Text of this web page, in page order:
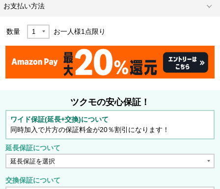
お支払い方法
数量 お一人様1点限り
ツクモの安心保証！
ワイド保証(延長+交換)について
同時加入で片方の保証料金が20％割引になります！
延長保証について
交換保証について